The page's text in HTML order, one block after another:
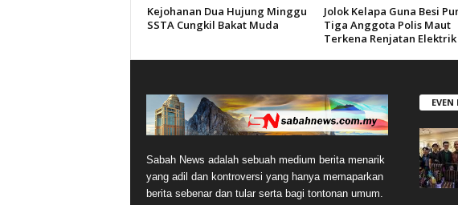
Kejohanan Dua Hujung Minggu
SSTA Cungkil Bakat Muda
Jolok Kelapa Guna Besi
Tiga Anggota Polis Maut
Terkena Renjatan Elektrik
Sabah News adalah sebuah medium berita menarik
yang adil dan kontroversi yang hanya memaparkan
berita sebenar dan tular serta bagi tontonan umum.
EVEN